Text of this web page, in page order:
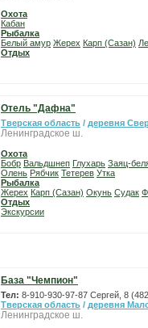
Охота
Кабан
Рыбалка
Белый амур Жерех Карп (Сазан)
Отдых
Отель "Дафна"
Тверская область / деревня
Ленинградское ш.
Охота
Бобр Вальдшнеп Глухарь Заяц-
Олень Рябчик Тетерев Утка
Рыбалка
Жерех Карп (Сазан) Окунь Судак
Отдых
Экскурсии
База "Чемпион"
Тел: 8-910-930-97-87 Сергей, 8
Тверская область / деревня
Ленинградское ш.